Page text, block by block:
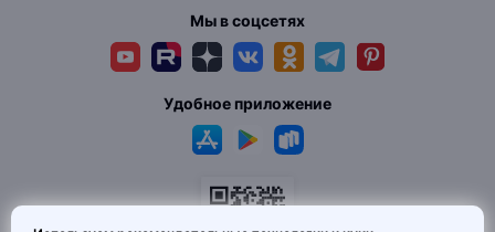
Мы в соцсетях
Удобное приложение